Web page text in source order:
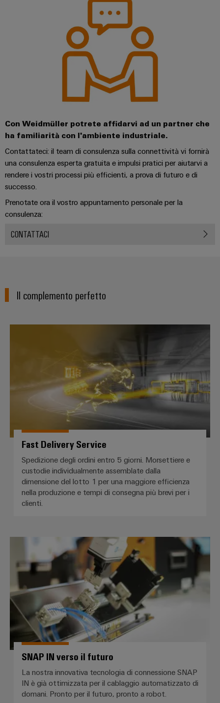
Con Weidmüller potrete affidarvi ad un partner che
ha familiarità con l'ambiente industriale.
Contattateci: il team di consulenza sulla connettività vi fornirà
una consulenza esperta gratuita e impulsi pratici per aiutarvi a
rendere i vostri processi più efficienti, a prova di futuro e di
successo.
Prenotate ora il vostro appuntamento personale per la
consulenza:
CONTATTACI
Il complemento perfetto
Fast Delivery Service
Spedizione degli ordini entro 5 giorni. Morsettiere e
custodie individualmente assemblate dalla
dimensione del lotto 1 per una maggiore efficienza
nella produzione e tempi di consegna più brevi per i
clienti.
SNAP IN verso il futuro
SNAP IN verso il futuro
La nostra innovativa tecnologia di connessione SNAP
IN è già ottimizzata per il cablaggio automatizzato di
domani. Pronto per il futuro, pronto a robot.